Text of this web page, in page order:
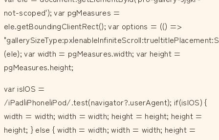
not-scoped'); var pgMeasures =
ele.getBoundingClientRect(); var options = (() =>
(ele); var width = pgMeasures.width; var height =
pgMeasures.height;
var isIOS =
/iPad|iPhone|iPod/.test(navigator?.userAgent); if(isIOS) {
width = width; width = width; height = height; height =
height; } else { width = width; width = width; height =